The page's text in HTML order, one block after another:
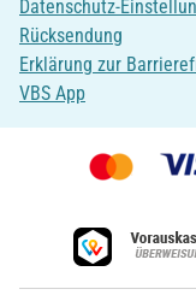
Datenschutz-
Rücksendung
Erklärung zur
VBS App